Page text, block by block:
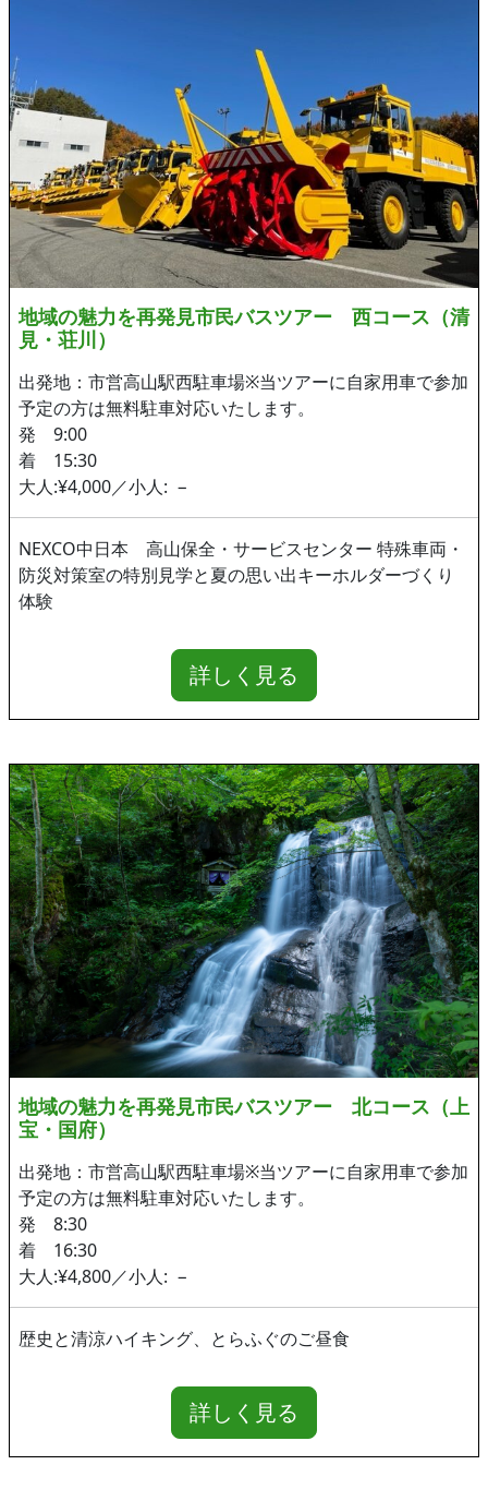
地域の魅力を再発見市民バスツアー 西コース（清
見・荘川）
出発地：市営高山駅西駐車場※当ツアーに自家用車で参加
予定の方は無料駐車対応いたします。
発 9:00
着 15:30
大人:¥4,000／小人: −
NEXCO中日本 高山保全・サービスセンター 特殊車両・
防災対策室の特別見学と夏の思い出キーホルダーづくり
体験
詳しく見る
地域の魅力を再発見市民バスツアー 北コース（上
宝・国府）
出発地：市営高山駅西駐車場※当ツアーに自家用車で参加
予定の方は無料駐車対応いたします。
発 8:30
着 16:30
大人:¥4,800／小人: −
歴史と清涼ハイキング、とらふぐのご昼食
詳しく見る